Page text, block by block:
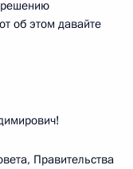
решению
об этом давайте
Правительства